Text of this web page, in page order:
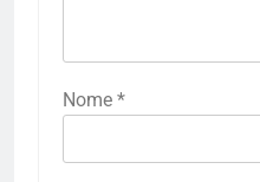
Nome *